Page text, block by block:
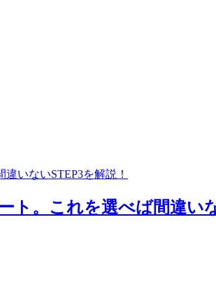
いないSTEP3を解説！
ト。これを選べば間違い